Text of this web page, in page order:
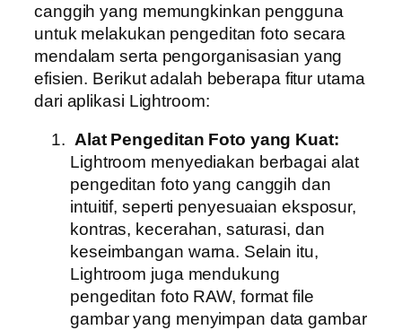
canggih yang memungkinkan pengguna
untuk melakukan pengeditan foto secara
mendalam serta pengorganisasian yang
efisien. Berikut adalah beberapa fitur utama
dari aplikasi Lightroom:
Alat Pengeditan Foto yang Kuat:
Lightroom menyediakan berbagai alat
pengeditan foto yang canggih dan
intuitif, seperti penyesuaian eksposur,
kontras, kecerahan, saturasi, dan
keseimbangan warna. Selain itu,
Lightroom juga mendukung
pengeditan foto RAW, format file
gambar yang menyimpan data gambar